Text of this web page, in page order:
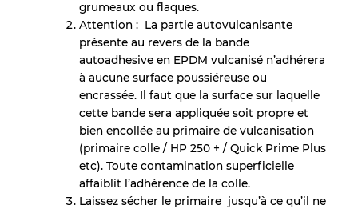
grumeaux ou flaques.
Attention : La partie autovulcanisante
présente au revers de la bande
autoadhesive en EPDM vulcanisé n’adhérera
à aucune surface poussiéreuse ou
encrassée. Il faut que la surface sur laquelle
cette bande sera appliquée soit propre et
bien encollée au primaire de vulcanisation
(primaire colle / HP 250 + / Quick Prime Plus
etc). Toute contamination superficielle
affaiblit l’adhérence de la colle.
Laissez sécher le primaire jusqu’à ce qu’il ne